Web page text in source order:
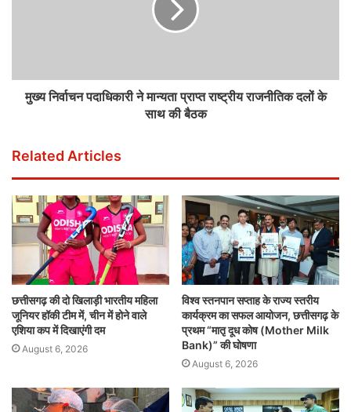
मुख्य निर्वाचन पदाधिकारी ने मान्यता प्राप्त राष्ट्रीय राजनीतिक दलों के
साथ की बैठक
Related Articles
छत्तीसगढ़ की दो खिलाड़ी भारतीय महिला
जूनियर हॉकी टीम में, चीन में होने वाले
एशिया कप में दिखाएंगी दम
August 6, 2026
विश्व स्तनपान सप्ताह के राज्य स्तरीय
कार्यक्रम का सफल आयोजन, छत्तीसगढ़ के
प्रथम “मातृ दूध कोष (Mother Milk
Bank)” की घोषणा
August 6, 2026